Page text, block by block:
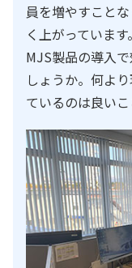
員を増やすこと
く上がっていま
MJS製品の導入
しょうか。何よ
ているのは良いこ